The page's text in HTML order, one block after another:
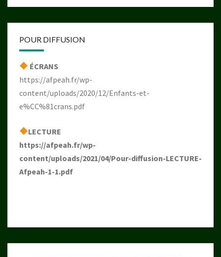
POUR DIFFUSION
ÉCRANS
https://afpeah.fr/wp-
content/uploads/2020/12/Enfants-et-
e%CC%81crans.pdf
LECTURE
https://afpeah.fr/wp-
content/uploads/2021/04/Pour-diffusion-LECTURE-
Afpeah-1-1.pdf